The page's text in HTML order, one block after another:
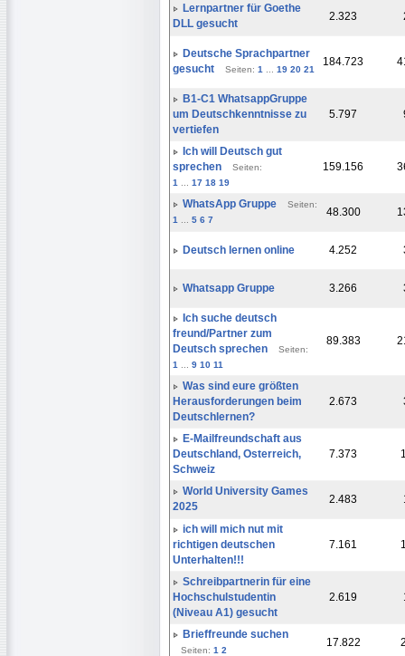
Lernpartner für Goethe
DLL gesucht
2.323
Deutsche Sprachpartner
gesucht
Seiten: 1 19 20 21
184.723
B1-C1 WhatsappGruppe
um Deutschkenntnisse zu
vertiefen
5.797
Ich will Deutsch gut
sprechen
Seiten:
1
17 18 19
159.156
WhatsApp Gruppe
Seiten:
1
5 6 7
48.300
Deutsch lernen online 4.252
Whatsapp Gruppe 3.266
Ich suche deutsch
freund/Partner zum
Deutsch sprechen
Seiten:
1
9 10 11
89.383
Was sind eure größten
Herausforderungen beim
Deutschlernen?
2.673
E-Mailfreundschaft aus
Deutschland, Osterreich,
Schweiz
7.373
World University Games
2025
2.483
ich will mich nut mit
richtigen deutschen
Unterhalten!!!
7.161
Schreibpartnerin für eine
Hochschulstudentin
(Niveau A1) gesucht
2.619
Brieffreunde suchen
Seiten: 1 2
17.822